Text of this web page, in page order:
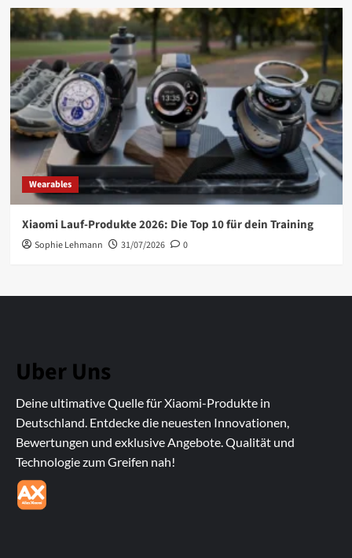
Wearables
Xiaomi Lauf-Produkte 2026: Die Top 10 für dein Training
Sophie Lehmann 31/07/2026 0
Uber Uns
Deine ultimative Quelle für Xiaomi-Produkte in
Deutschland. Entdecke die neuesten Innovationen,
Bewertungen und exklusive Angebote. Qualität und
Technologie zum Greifen nah!